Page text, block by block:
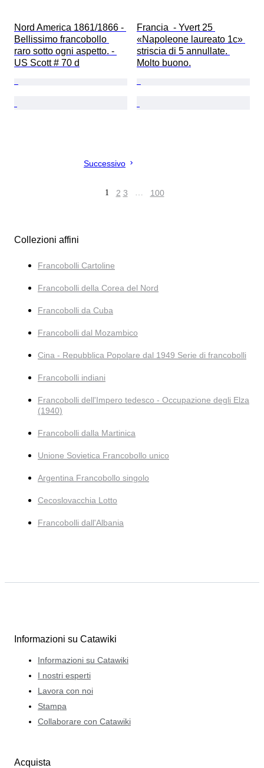
Nord America 1861/1866 -
Bellissimo francobollo
raro sotto ogni aspetto. -
US Scott # 70 d
Francia  - Yvert 25
«Napoleone laureato 1c»
striscia di 5 annullate.
Molto buono.
Successivo
1 2 3 … 100
Collezioni affini
Francobolli Cartoline
Francobolli della Corea del Nord
Francobolli da Cuba
Francobolli dal Mozambico
Cina - Repubblica Popolare dal 1949 Serie di francobolli
Francobolli indiani
Francobolli dell'Impero tedesco - Occupazione degli Elza
(1940)
Francobolli dalla Martinica
Unione Sovietica Francobollo unico
Argentina Francobollo singolo
Cecoslovacchia Lotto
Francobolli dall'Albania
Informazioni su Catawiki
Informazioni su Catawiki
I nostri esperti
Lavora con noi
Stampa
Collaborare con Catawiki
Acquista